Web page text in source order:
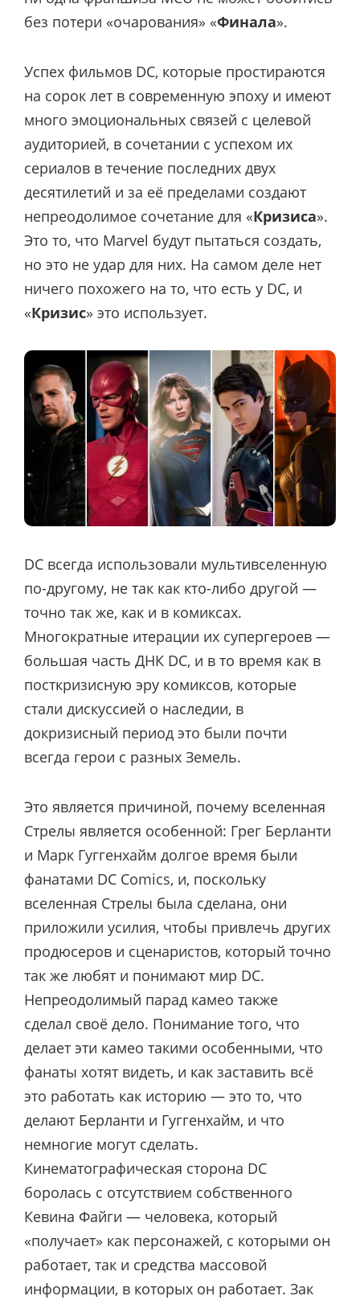
без потери «очарования» «Финала».
Успех фильмов DC, которые простираются
на сорок лет в современную эпоху и имеют
много эмоциональных связей с целевой
аудиторией, в сочетании с успехом их
сериалов в течение последних двух
десятилетий и за её пределами создают
непреодолимое сочетание для «Кризиса».
Это то, что Marvel будут пытаться создать,
но это не удар для них. На самом деле нет
ничего похожего на то, что есть у DC, и
«Кризис» это использует.
DC всегда использовали мультивселенную
по-другому, не так как кто-либо другой —
точно так же, как и в комиксах.
Многократные итерации их супергероев —
большая часть ДНК DC, и в то время как в
посткризисную эру комиксов, которые
стали дискуссией о наследии, в
докризисный период это были почти
всегда герои с разных Земель.
Это является причиной, почему вселенная
Стрелы является особенной: Грег Берланти
и Марк Гуггенхайм долгое время были
фанатами DC Comics, и, поскольку
вселенная Стрелы была сделана, они
приложили усилия, чтобы привлечь других
продюсеров и сценаристов, который точно
так же любят и понимают мир DC.
Непреодолимый парад камео также
сделал своё дело. Понимание того, что
делает эти камео такими особенными, что
фанаты хотят видеть, и как заставить всё
это работать как историю — это то, что
делают Берланти и Гуггенхайм, и что
немногие могут сделать.
Кинематографическая сторона DC
боролась с отсутствием собственного
Кевина Файги — человека, который
«получает» как персонажей, с которыми он
работает, так и средства массовой
информации, в которых он работает. Зак